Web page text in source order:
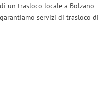
un trasloco locale a Bolzano
servizi di trasloco di